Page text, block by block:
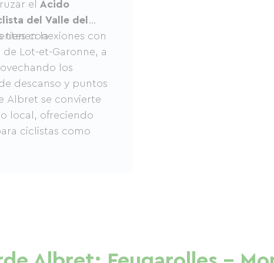
el Ácido
del Valle del
conexiones con
tienen la
Lot-et-Garonne, a
los
descanso y puntos
Albret se convierte
local, ofreciendo
ciclistas como